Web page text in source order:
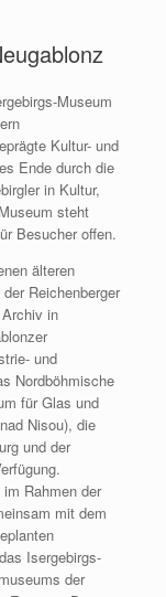
Museum
Kultur- und
Ende durch die
in Kultur,
steht
Besucher offen.
älteren
Reichenberger
in
und
Nordböhmische
für Glas und
Nisou), die
und der
Rahmen der
mit dem
Isergebirgs-
der